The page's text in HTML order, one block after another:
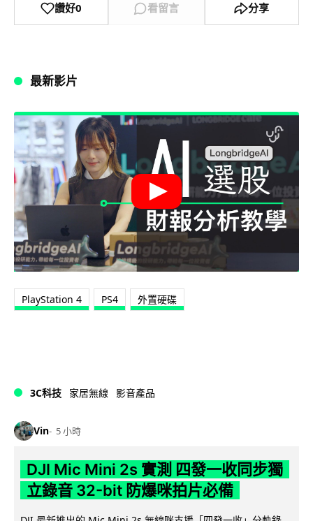
讚好0 看留言 分享
最新影片
PlayStation 4 PS4 外置硬碟
3C科技 家居無線 影音產品
Vin 5 小時
DJI Mic Mini 2s 實測 四發一收同步獨
立錄音 32-bit 防爆咪拍片必備